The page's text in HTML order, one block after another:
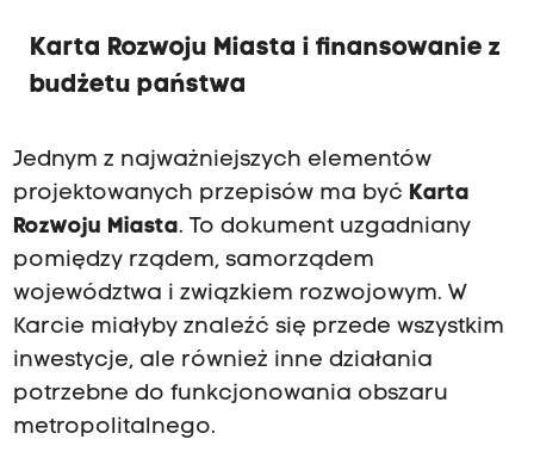
Karta Rozwoju Miasta i finansowanie z
budżetu państwa
Jednym z najważniejszych elementów
projektowanych przepisów ma być Karta
Rozwoju Miasta. To dokument uzgadniany
pomiędzy rządem, samorządem
województwa i związkiem rozwojowym. W
Karcie miałyby znaleźć się przede wszystkim
inwestycje, ale również inne działania
potrzebne do funkcjonowania obszaru
metropolitalnego.